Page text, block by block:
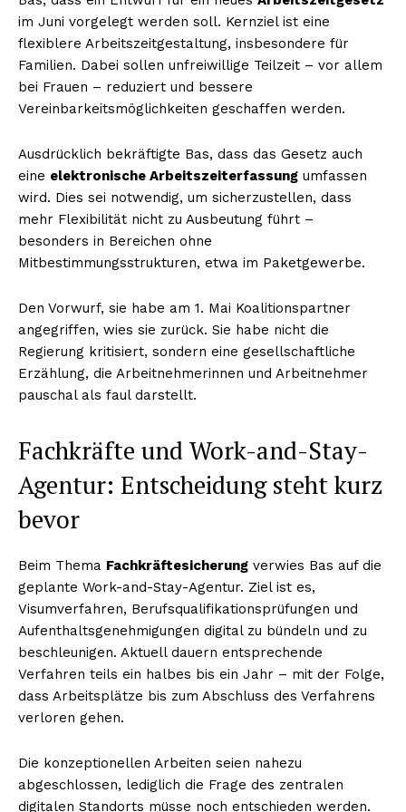
im Juni vorgelegt werden soll. Kernziel ist eine
flexiblere Arbeitszeitgestaltung, insbesondere für
Familien. Dabei sollen unfreiwillige Teilzeit – vor allem
bei Frauen – reduziert und bessere
Vereinbarkeitsmöglichkeiten geschaffen werden.
Ausdrücklich bekräftigte Bas, dass das Gesetz auch
eine elektronische Arbeitszeiterfassung umfassen
wird. Dies sei notwendig, um sicherzustellen, dass
mehr Flexibilität nicht zu Ausbeutung führt –
besonders in Bereichen ohne
Mitbestimmungsstrukturen, etwa im Paketgewerbe.
Den Vorwurf, sie habe am 1. Mai Koalitionspartner
angegriffen, wies sie zurück. Sie habe nicht die
Regierung kritisiert, sondern eine gesellschaftliche
Erzählung, die Arbeitnehmerinnen und Arbeitnehmer
pauschal als faul darstellt.
Fachkräfte und Work-and-Stay-
Agentur: Entscheidung steht kurz
bevor
Beim Thema Fachkräftesicherung verwies Bas auf die
geplante Work-and-Stay-Agentur. Ziel ist es,
Visumverfahren, Berufsqualifikationsprüfungen und
Aufenthaltsgenehmigungen digital zu bündeln und zu
beschleunigen. Aktuell dauern entsprechende
Verfahren teils ein halbes bis ein Jahr – mit der Folge,
dass Arbeitsplätze bis zum Abschluss des Verfahrens
verloren gehen.
Die konzeptionellen Arbeiten seien nahezu
abgeschlossen, lediglich die Frage des zentralen
digitalen Standorts müsse noch entschieden werden.